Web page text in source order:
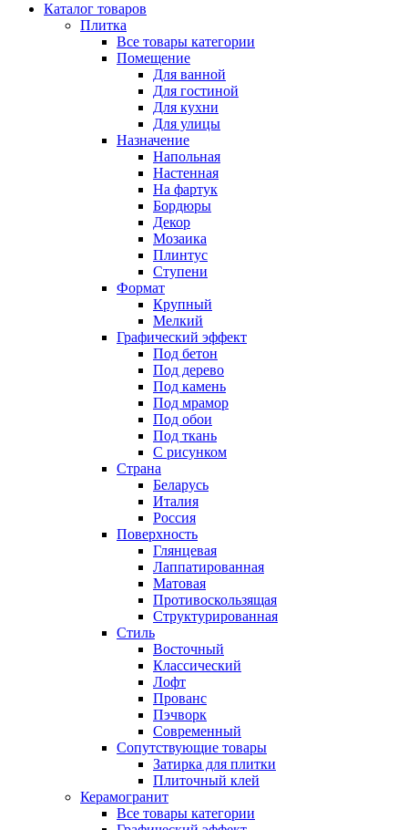
Каталог товаров
Плитка
Все товары категории
Помещение
Для ванной
Для гостиной
Для кухни
Для улицы
Назначение
Напольная
Настенная
На фартук
Бордюры
Декор
Мозаика
Плинтус
Ступени
Формат
Крупный
Мелкий
Графический эффект
Под бетон
Под дерево
Под камень
Под мрамор
Под обои
Под ткань
С рисунком
Страна
Беларусь
Италия
Россия
Поверхность
Глянцевая
Лаппатированная
Матовая
Противоскользящая
Структурированная
Стиль
Восточный
Классический
Лофт
Прованс
Пэчворк
Современный
Сопутствующие товары
Затирка для плитки
Плиточный клей
Керамогранит
Все товары категории